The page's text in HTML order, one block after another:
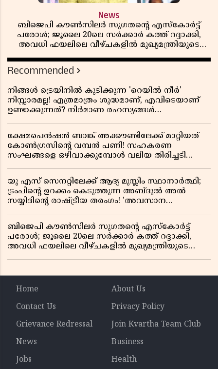
News
ബിജെപി കൗൺസിലർ സുഗതന്റെ എസ്‌കോർട്ട്
പരോൾ; ജൂലൈ 20ലെ സർക്കാർ കത്ത് റദ്ദാക്കി,
അവധി ഫയലിലെ വീഴ്ചകളിൽ മുഖ്യമന്ത്രിയുടെ
Recommended
നിങ്ങൾ ട്രെയിനിൽ കുടിക്കുന്ന 'റെയിൽ നീർ'
നിസ്സാരമല്ല! എത്രമാത്രം ശുദ്ധമാണ്, എവിടെയാണ്
ഉണ്ടാക്കുന്നത്? നിർമാണ രഹസ്യങ്ങൾ
ക്ഷേമപെൻഷൻ ബാങ്ക് അക്കൗണ്ടിലേക്ക് മാറ്റിയത്
കോൺഗ്രസിന്റെ വമ്പൻ പണി! സഹകരണ
സംഘങ്ങളെ ഒഴിവാക്കുമ്പോൾ വലിയ തിരിച്ചടി
യു എസ് സെനറ്റിലേക്ക് ആദ്യ മുസ്ലിം സ്ഥാനാർത്ഥി;
ട്രംപിന്റെ ഉറക്കം കെടുത്തുന്ന അബ്ദുൽ അൽ
സയ്യിദിന്റെ രാഷ്ട്രീയ തരംഗം! 'അവസാന
ബിജെപി കൗൺസിലർ സുഗതന്റെ എസ്‌കോർട്ട്
പരോൾ; ജൂലൈ 20ലെ സർക്കാർ കത്ത് റദ്ദാക്കി,
അവധി ഫയലിലെ വീഴ്ചകളിൽ മുഖ്യമന്ത്രിയുടെ
Home
About Us
Contact Us
Privacy Policy
Grievance Redressal
Join Kvartha Team Club
News
Business
Jobs
Health